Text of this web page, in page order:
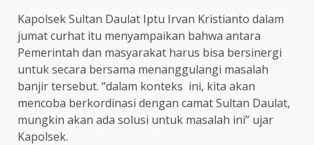
Kapolsek Sultan Daulat Iptu Irvan Kristianto dalam
jumat curhat itu menyampaikan bahwa antara
Pemerintah dan masyarakat harus bisa bersinergi
untuk secara bersama menanggulangi masalah
banjir tersebut. “dalam konteks ini, kita akan
mencoba berkordinasi dengan camat Sultan Daulat,
mungkin akan ada solusi untuk masalah ini” ujar
Kapolsek.